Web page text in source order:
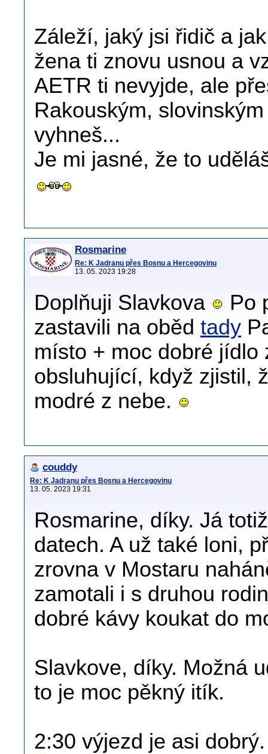
Záleží, jaký jsi řidič a
žena ti znovu usnou a
AETR ti nevyjde, ale
Rakouským,
vyhneš...
Je mi jasné, že to
Rosmarine
Re: K Jadranu přes Bosnu a Hercegovinu
13. 05. 2023 19:28
Doplňuji Slavkova
Po
zastavili na oběd tady
místo + moc dobré jídlo
obsluhující, když zjistil,
modré z nebe.
couddy
Re: K Jadranu přes Bosnu a Hercegovinu
13. 05. 2023 19:31
Rosmarine, díky. Já
datech. A už také loni,
zrovna v Mostaru
zamotali i s druhou
dobré kávy koukat do
Slavkove, díky. Možná
to je moc pěkný itík.
2:30 výjezd je asi